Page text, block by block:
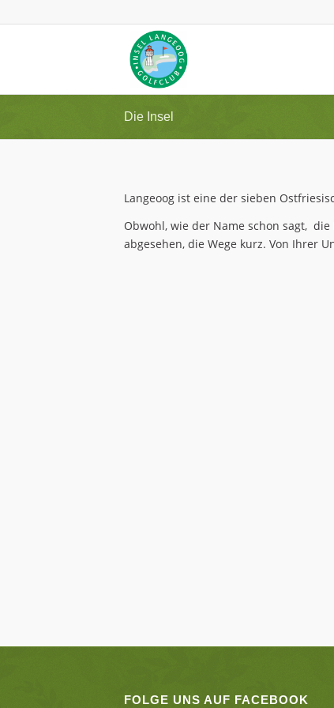
Die Insel
Langeoog ist eine der sieben
Obwohl, wie der Name schon sagt,
abgesehen, die Wege kurz. Von Ihrer
FOLGE UNS AUF FACEBOOK